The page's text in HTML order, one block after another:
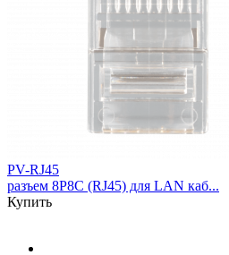
PV-RJ45
разъем 8P8C (RJ45) для LAN каб...
Купить